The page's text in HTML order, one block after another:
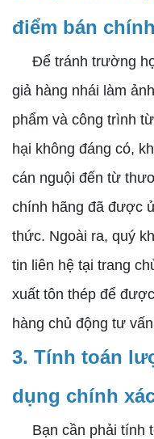
điểm bán
Để tránh trường
giả hàng nhái làm
phẩm và công trình
hại không đáng có,
cán nguội đến từ
chính hãng đã được
thức. Ngoài ra, quý
tin liên hệ tại trang
xuất tôn thép để
hàng chủ động tư
3. Tính toán
dụng chính
Bạn cần phải tính